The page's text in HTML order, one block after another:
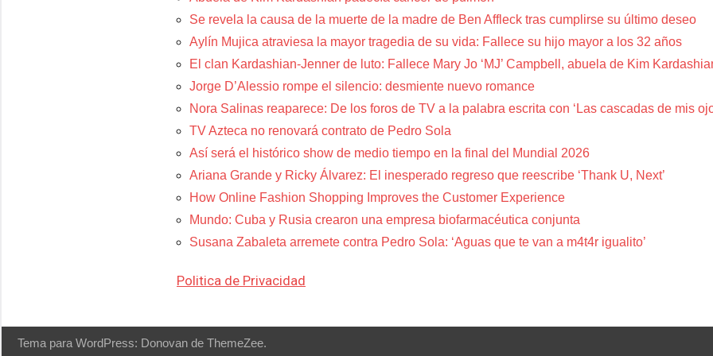
Se revela la causa de la muerte de la madre de Ben Affleck tras cumplirse su último deseo
Aylín Mujica atraviesa la mayor tragedia de su vida: Fallece su hijo mayor a los 32 años
El clan Kardashian-Jenner de luto: Fallece Mary Jo ‘MJ’ Campbell, abuela de Kim
Jorge D’Alessio rompe el silencio: desmiente nuevo romance
Nora Salinas reaparece: De los foros de TV a la palabra escrita con ‘Las cascadas de mis
TV Azteca no renovará contrato de Pedro Sola
Así será el histórico show de medio tiempo en la final del Mundial 2026
Ariana Grande y Ricky Álvarez: El inesperado regreso que reescribe ‘Thank U, Next’
How Online Fashion Shopping Improves the Customer Experience
Mundo: Cuba y Rusia crearon una empresa biofarmacéutica conjunta
Susana Zabaleta arremete contra Pedro Sola: ‘Aguas que te van a m4t4r igualito’
Politica de Privacidad
Tema para WordPress: Donovan de ThemeZee.